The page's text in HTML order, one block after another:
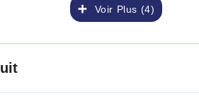
Voir Plus (4)